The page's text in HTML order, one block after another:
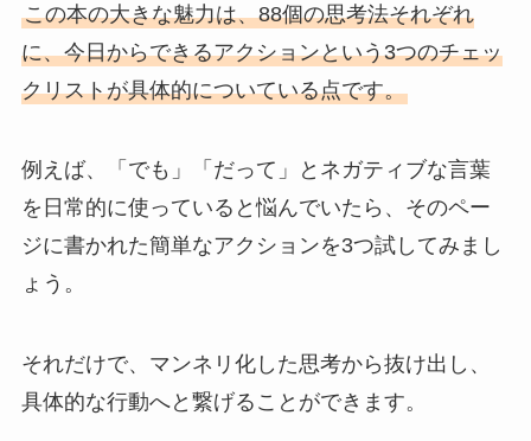
この本の大きな魅力は、88個の思考法それぞれ
に、今日からできるアクションという3つのチェッ
クリストが具体的についている点です。
例えば、「でも」「だって」とネガティブな言葉
を日常的に使っていると悩んでいたら、そのペー
ジに書かれた簡単なアクションを3つ試してみまし
ょう。
それだけで、マンネリ化した思考から抜け出し、
具体的な行動へと繋げることができます。